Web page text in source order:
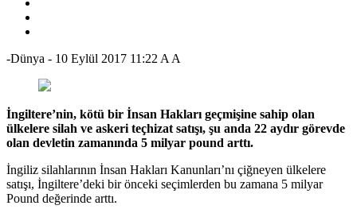
-Dünya - 10 Eylül 2017 11:22 A A
İngiltere’nin, kötü bir İnsan Hakları geçmişine sahip olan
ülkelere silah ve askeri teçhizat satışı, şu anda 22 aydır görevde
olan devletin zamanında 5 milyar pound arttı.
İngiliz silahlarının İnsan Hakları Kanunları’nı çiğneyen ülkelere
satışı, İngiltere’deki bir önceki seçimlerden bu zamana 5 milyar
Pound değerinde arttı.